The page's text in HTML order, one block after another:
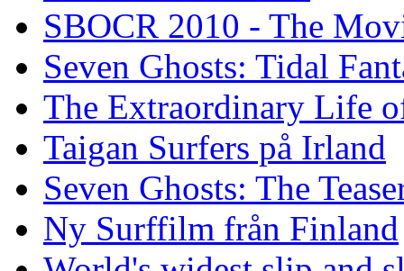
SBOCR 2010 - The
Seven Ghosts: Tidal
The Extraordinary Life
Taigan Surfers på Irland
Seven Ghosts: The
Ny Surffilm från Finland